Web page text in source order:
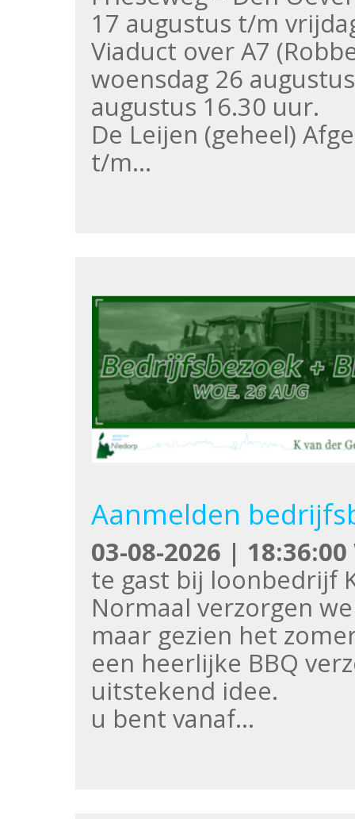
17 augustus t/m
Viaduct over A7
woensdag 26
augustus 16.30 uur.
De Leijen (geheel)
t/m…
Aanmelden
03-08-2026 | 18:36:00
te gast bij loonbedrijf
Normaal verzorgen
maar gezien het
een heerlijke BBQ
uitstekend idee.
u bent vanaf…